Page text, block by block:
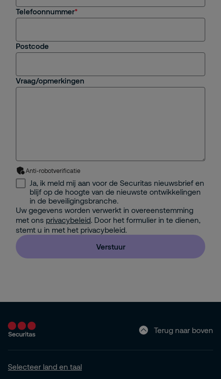
Telefoonnummer
Postcode
Vraag/opmerkingen
Anti-robotverificatie
Ja, ik meld mij aan voor de Securitas nieuwsbrief en
blijf op de hoogte van de nieuwste ontwikkelingen
in de beveiligingsbranche.
Uw gegevens worden verwerkt in overeenstemming
met ons privacybeleid. Door het formulier in te dienen,
stemt u in met het privacybeleid.
Verstuur
Terug naar boven
Selecteer land en taal